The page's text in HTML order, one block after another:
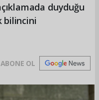
duyduğu
bilincini
ABONE OL